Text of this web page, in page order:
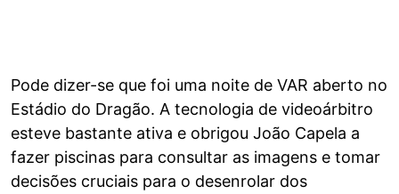
Pode dizer-se que foi uma noite de VAR aberto no
Estádio do Dragão. A tecnologia de videoárbitro
esteve bastante ativa e obrigou João Capela a
fazer piscinas para consultar as imagens e tomar
decisões cruciais para o desenrolar dos